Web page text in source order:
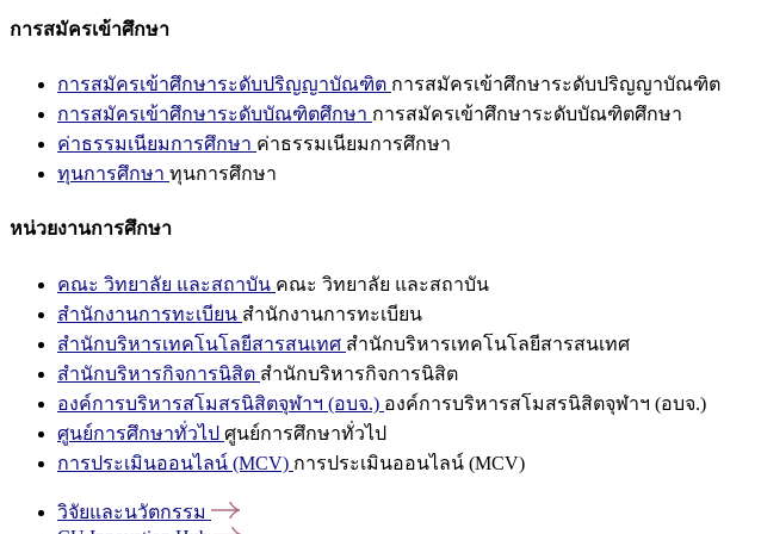
การสมัครเข้าศึกษา
การสมัครเข้าศึกษาระดับปริญญาบัณฑิต การสมัครเข้าศึกษาระดับปริญญาบัณฑิต
การสมัครเข้าศึกษาระดับบัณฑิตศึกษา การสมัครเข้าศึกษาระดับบัณฑิตศึกษา
ค่าธรรมเนียมการศึกษา ค่าธรรมเนียมการศึกษา
ทุนการศึกษา ทุนการศึกษา
หน่วยงานการศึกษา
คณะ วิทยาลัย และสถาบัน คณะ วิทยาลัย และสถาบัน
สำนักงานการทะเบียน สำนักงานการทะเบียน
สำนักบริหารเทคโนโลยีสารสนเทศ สำนักบริหารเทคโนโลยีสารสนเทศ
สำนักบริหารกิจการนิสิต สำนักบริหารกิจการนิสิต
องค์การบริหารสโมสรนิสิตจุฬาฯ (อบจ.) องค์การบริหารสโมสรนิสิตจุฬาฯ (อบจ.)
ศูนย์การศึกษาทั่วไป ศูนย์การศึกษาทั่วไป
การประเมินออนไลน์ (MCV) การประเมินออนไลน์ (MCV)
วิจัยและนวัตกรรม